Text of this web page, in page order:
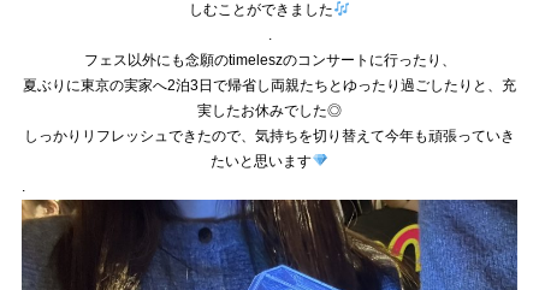
しむことができました
.
フェス以外にも念願のtimeleszのコンサートに行ったり、
夏ぶりに東京の実家へ2泊3日で帰省し両親たちとゆったり過ごしたりと、充
実したお休みでした◎
しっかりリフレッシュできたので、気持ちを切り替えて今年も頑張っていき
たいと思います
.